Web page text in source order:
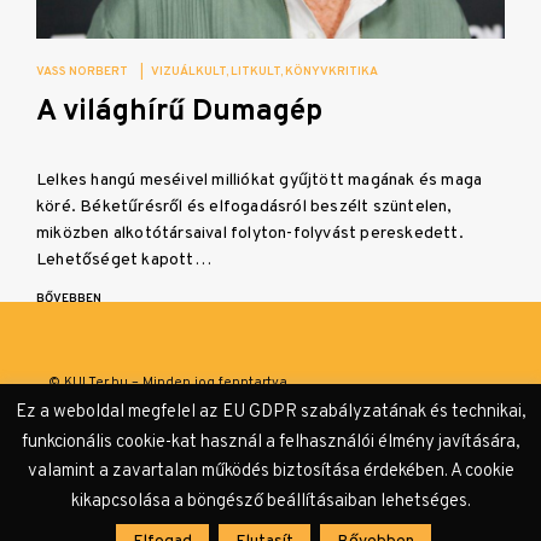
VASS NORBERT VIZUÁLKULT LITKULT KÖNYVKRITIKA
A világhírű Dumagép
Lelkes hangú meséivel milliókat gyűjtött magának és maga
köré. Béketűrésről és elfogadásról beszélt szüntelen,
miközben alkotótársaival folyton-folyvást pereskedett.
Lehetőséget kapott…
BŐVEBBEN
© KULTer.hu – Minden jog fenntartva
Adatvédelmi tájékoztató
Ez a weboldal megfelel az EU GDPR szabályzatának és technikai,
funkcionális cookie-kat használ a felhasználói élmény javítására,
valamint a zavartalan működés biztosítása érdekében. A cookie
kikapcsolása a böngésző beállításaiban lehetséges.